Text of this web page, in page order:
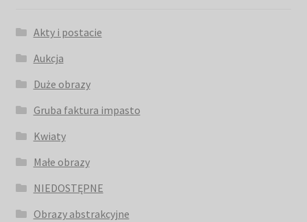
Akty i postacie
Aukcja
Duże obrazy
Gruba faktura impasto
Kwiaty
Małe obrazy
NIEDOSTĘPNE
Obrazy abstrakcyjne